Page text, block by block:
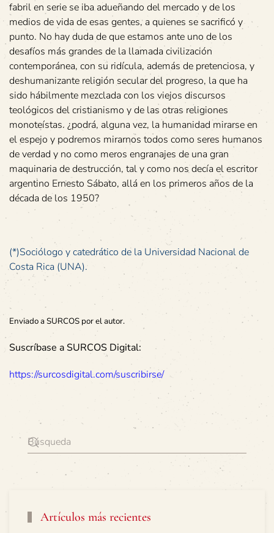
fabril en serie se iba adueñando del mercado y de los
medios de vida de esas gentes, a quienes se sacrificó y
punto. No hay duda de que estamos ante uno de los
desafíos más grandes de la llamada civilización
contemporánea, con su ridícula, además de pretenciosa, y
deshumanizante religión secular del progreso, la que ha
sido hábilmente mezclada con los viejos discursos
teológicos del cristianismo y de las otras religiones
monoteístas. ¿podrá, alguna vez, la humanidad mirarse en
el espejo y podremos mirarnos todos como seres humanos
de verdad y no como meros engranajes de una gran
maquinaria de destrucción, tal y como nos decía el escritor
argentino Ernesto Sábato, allá en los primeros años de la
década de los 1950?
(*)Sociólogo y catedrático de la Universidad Nacional de
Costa Rica (UNA).
Enviado a SURCOS por el autor.
Suscríbase a SURCOS Digital:
https://surcosdigital.com/suscribirse/
Artículos más recientes